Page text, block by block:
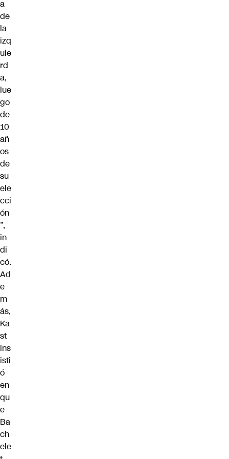
a
de
la
izq
uie
rd
a,
lue
go
de
10
añ
os
de
su
ele
cci
ón
”,
in
di
có.
Ad
e
m
ás,
Ka
st
ins
isti
ó
en
qu
e
Ba
ch
ele